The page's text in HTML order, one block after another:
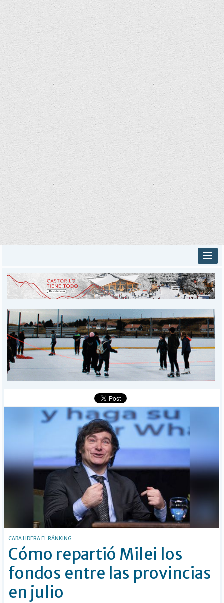
INICIO
PROVINCIALES
DEPORTES
POLICIALES
I-DIARIO
MÁS
BÚSQUEDA
CABA LIDERA EL RÁNKING
Cómo repartió Milei los
fondos entre las provincias
en julio